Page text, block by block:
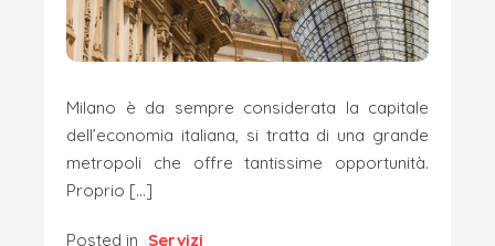
Milano è da sempre considerata la capitale
dell’economia italiana, si tratta di una grande
metropoli che offre tantissime opportunità.
Proprio […]
Posted in Servizi